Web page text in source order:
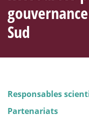
Sud
Responsables
Partenariats